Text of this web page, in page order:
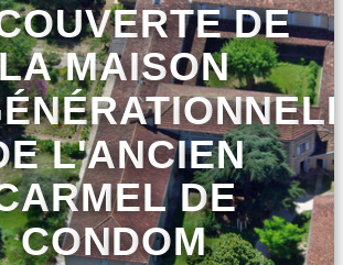
DE
MAISON
L'ANCIEN
DE
CONDOM